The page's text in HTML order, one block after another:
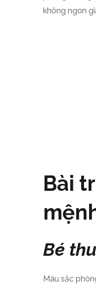
không ngon
Bài
Bé
Màu sắc